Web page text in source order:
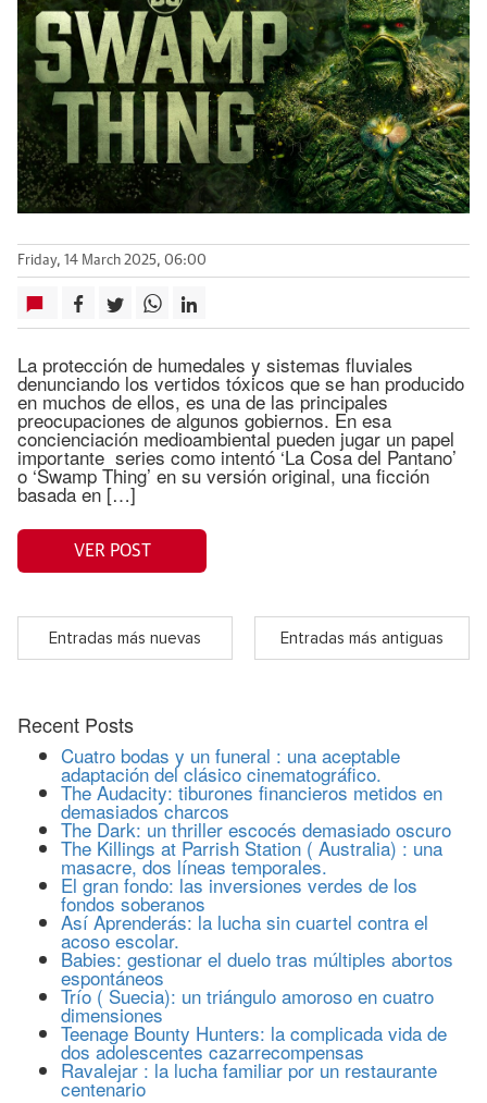
Friday, 14 March 2025, 06:00
La protección de humedales y sistemas fluviales
denunciando los vertidos tóxicos que se han producido
en muchos de ellos, es una de las principales
preocupaciones de algunos gobiernos. En esa
concienciación medioambiental pueden jugar un papel
importante series como intentó ‘La Cosa del Pantano’
o ‘Swamp Thing’ en su versión original, una ficción
basada en […]
VER POST
Entradas más nuevas Entradas más antiguas
Recent Posts
Cuatro bodas y un funeral : una aceptable
adaptación del clásico cinematográfico.
The Audacity: tiburones financieros metidos en
demasiados charcos
The Dark: un thriller escocés demasiado oscuro
The Killings at Parrish Station ( Australia) : una
masacre, dos líneas temporales.
El gran fondo: las inversiones verdes de los
fondos soberanos
Así Aprenderás: la lucha sin cuartel contra el
acoso escolar.
Babies: gestionar el duelo tras múltiples abortos
espontáneos
Trío ( Suecia): un triángulo amoroso en cuatro
dimensiones
Teenage Bounty Hunters: la complicada vida de
dos adolescentes cazarrecompensas
Ravalejar : la lucha familiar por un restaurante
centenario